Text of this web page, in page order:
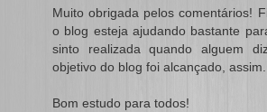
Muito obrigada pelos comentários!
o blog esteja ajudando bastante
sinto realizada quando alguem
objetivo do blog foi alcançado,
Bom estudo para todos!